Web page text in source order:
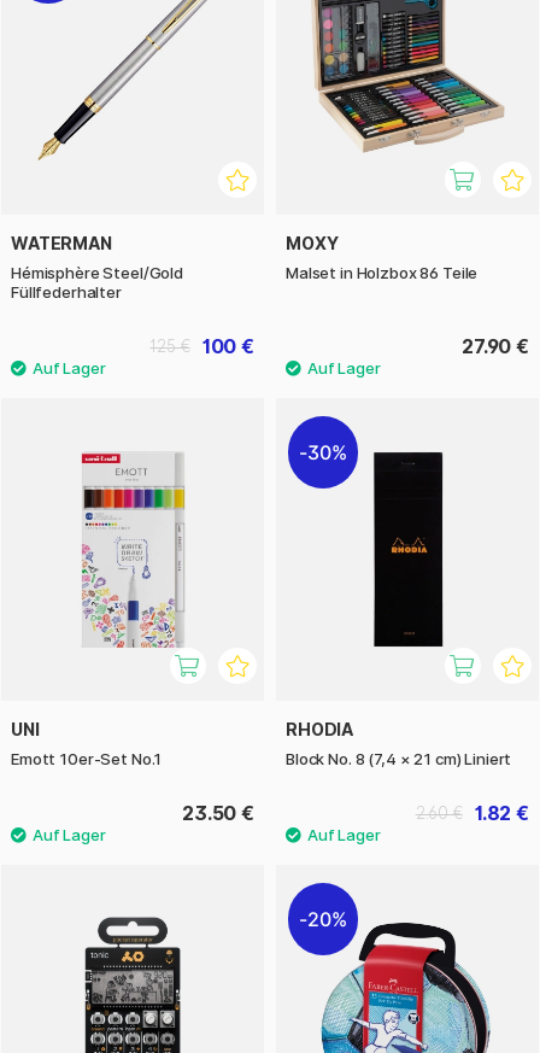
WATERMAN
Hémisphère Steel/Gold
Füllfederhalter
100 €
125 €
MOXY
Malset in Holzbox 86 Teile
27.90 €
UNI
Emott 10er-Set No.1
23.50 €
30%
RHODIA
Block No. 8 (7,4 × 21 cm) Liniert
1.82 €
2.60 €
20%